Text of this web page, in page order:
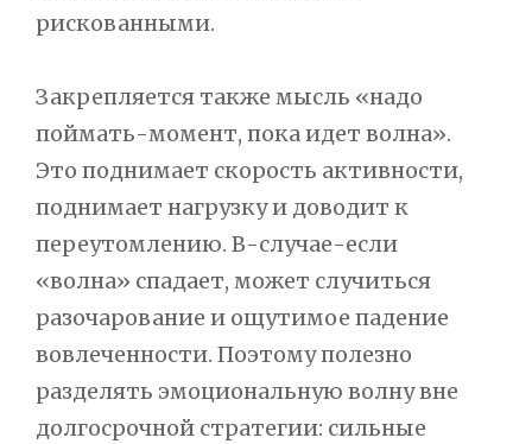
рискованными.
Закрепляется также мысль «надо
поймать-момент, пока идет волна».
Это поднимает скорость активности,
поднимает нагрузку и доводит к
переутомлению. В-случае-если
«волна» спадает, может случиться
разочарование и ощутимое падение
вовлеченности. Поэтому полезно
разделять эмоциональную волну вне
долгосрочной стратегии: сильные